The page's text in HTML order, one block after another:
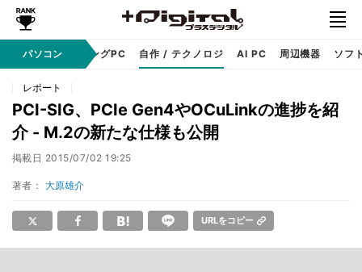
パソコン
PC本体 ゲーミングPC 自作 / テクノロジ AI PC 周辺機器 ソフ
レポート
PCI-SIG、PCIe Gen4やOCuLinkの進捗を紹
介 - M.2の新たな仕様も公開
掲載日 2015/07/02 19:25
著者： 大原雄介
URLをコピー